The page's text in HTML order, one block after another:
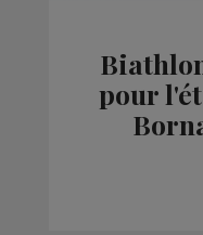
pour